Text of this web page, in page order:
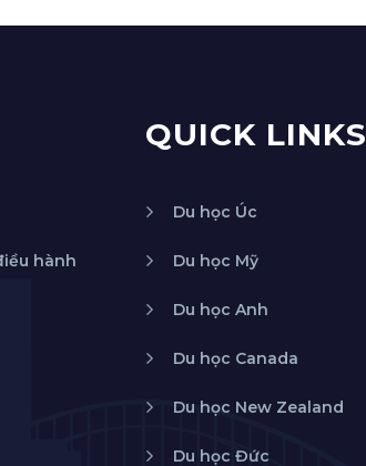
hành
QUICK LINKS
Du học Úc
Du học Mỹ
Du học Anh
Du học Canada
Du học New Zealand
Du học Đức